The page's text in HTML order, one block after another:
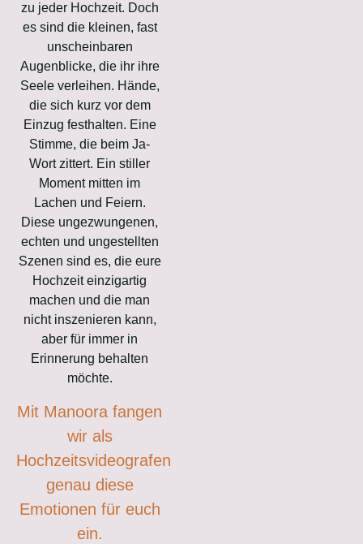
zu jeder Hochzeit. Doch
es sind die kleinen, fast
unscheinbaren
Augenblicke, die ihr ihre
Seele verleihen. Hände,
die sich kurz vor dem
Einzug festhalten. Eine
Stimme, die beim Ja-
Wort zittert. Ein stiller
Moment mitten im
Lachen und Feiern.
Diese ungezwungenen,
echten und ungestellten
Szenen sind es, die eure
Hochzeit einzigartig
machen und die man
nicht inszenieren kann,
aber für immer in
Erinnerung behalten
möchte.
Mit Manoora fangen
wir als
Hochzeitsvideografen
genau diese
Emotionen für euch
ein.